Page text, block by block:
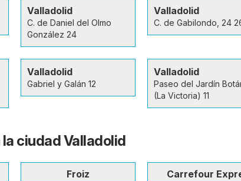
Valladolid
C. de Daniel del Olmo
González 24
Valladolid
C. de Gabilondo, 24
Valladolid
Gabriel y Galán 12
Valladolid
Paseo del Jardín
(La Victoria) 11
ciudad Valladolid
Froiz
Carrefour